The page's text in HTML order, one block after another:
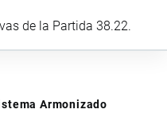
de la Partida 38.22.
Armonizado